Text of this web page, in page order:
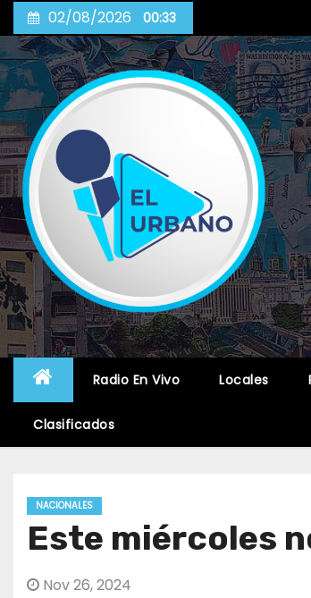
to
content
02/08/2026 00:33
Radio En Vivo Locales
Clasificados
NACIONALES
Este miércoles
Nov 26, 2024